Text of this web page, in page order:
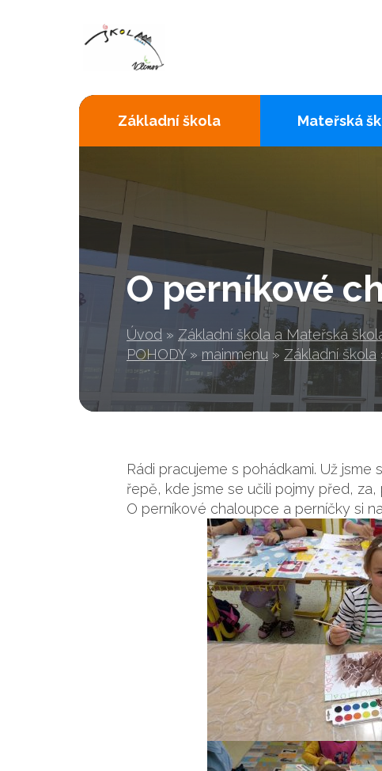
O perníkové
Úvod » Základní škola a Mateřská
POHODY » mainmenu » Základní škola
Základní škola Mateřská
Rádi pracujeme s pohádkami. Už
řepě, kde jsme se učili pojmy před,
O perníkové chaloupce a perníčky si